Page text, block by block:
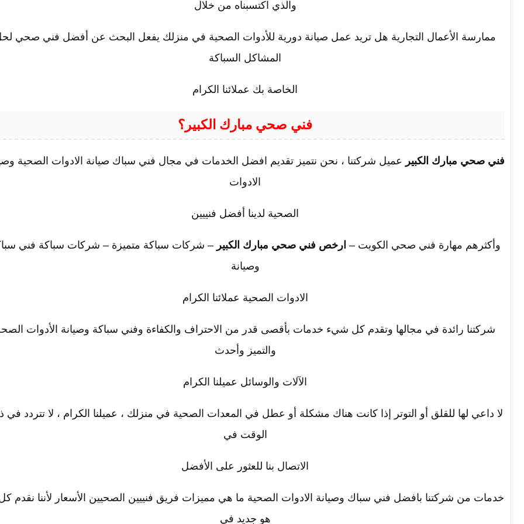
والذي اكتسبناه من خلال
ممارسة الأعمال التجارية هل تريد عمل صيانة دورية للأدوات الصحية في منزلك يفعل البحث عن أفضل فني صحي
المشاكل السباكة
الخاصة بك عملائنا الكرام
فني صحي مبارك الكبير؟
فني صحي مبارك الكبير عميل شركتنا ، نحن نتميز تقديم افضل الخدمات في مجال فني سباك صيانة الادوات الصحية
الادوات
الصحية لدينا أفضل فنييين
وأكثرهم مهارة فني صحي الكويت – ارخص فني صحي مبارك الكبير – شركات سباكة متميزة – شركات سباكة فني
وصيانة
الادوات الصحية عملائنا الكرام
شركتنا رائدة في مجالها وتقدم كل شيء خدمات بأقصى قدر من الاحتراف والكفاءة وفني سباكة وصيانة الأدوات
والتميز وأحدث
الآلات والوسائل عميلنا الكرام
لا داعي لها للقلق أو التوتر إذا كانت هناك مشكلة أو عطل في المعدات الصحية في منزلك ، عميلنا الكرام ، لا تتردد في
الوقت في
الاتصال بنا للعثور على الأفضل
خدمات من شركتنا بافضل فني سباك وصيانة الادوات الصحية ما هي مميزات فريق فنييين الصحيين الأسعار لأننا نقدم
هو جديد في